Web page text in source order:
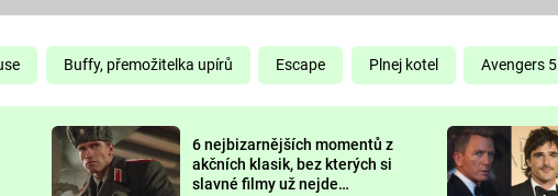
DELIVERANCE
KOMEDIE
CHUCK
NORRIS
DEADPOOL
Buffy, přemožitelka upírů Escape Plnej kotel Avengers 5
6 nejbizarnějších momentů z
akčních klasik, bez kterých si
slavné filmy už nejde